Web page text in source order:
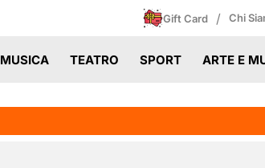
Gift Card / Chi
MUSICA TEATRO SPORT ARTE E